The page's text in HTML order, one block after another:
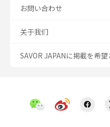
お問い合わせ
关于我们
SAVOR JAPANに掲載を希